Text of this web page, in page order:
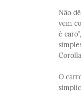
Não
vem
é
O